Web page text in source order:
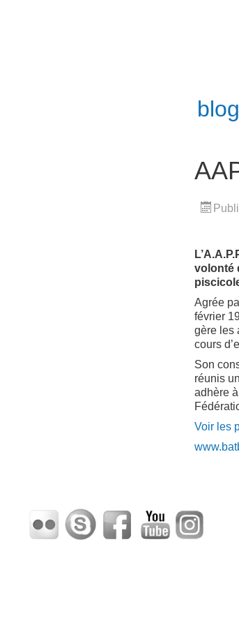
blog
volonté
Agrée
février
gère les
cours
Son
réunis
adhère
Voir les